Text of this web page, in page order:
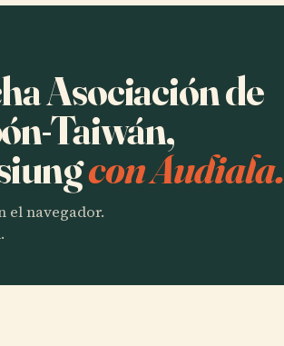
Asociación de
Taiwán,
con Audiala.
el navegador.